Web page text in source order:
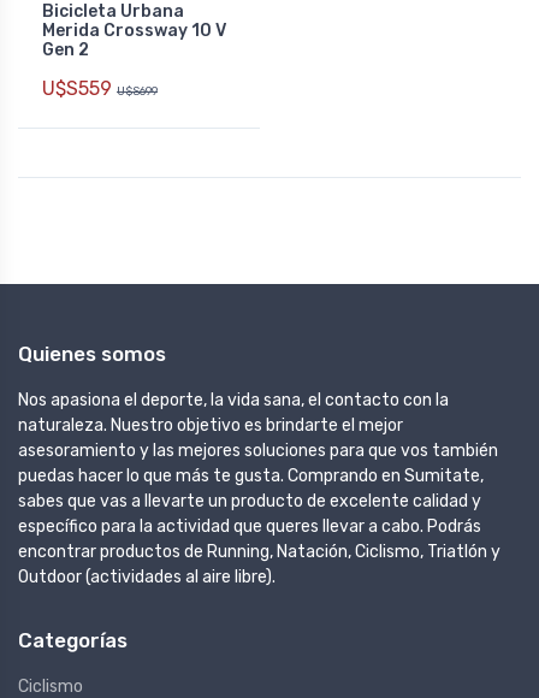
Bicicleta Urbana
Merida Crossway 10 V
Gen 2
U$S559 U$S699
Quienes somos
Nos apasiona el deporte, la vida sana, el contacto con la
naturaleza. Nuestro objetivo es brindarte el mejor
asesoramiento y las mejores soluciones para que vos también
puedas hacer lo que más te gusta. Comprando en Sumitate,
sabes que vas a llevarte un producto de excelente calidad y
específico para la actividad que queres llevar a cabo. Podrás
encontrar productos de Running, Natación, Ciclismo, Triatlón y
Outdoor (actividades al aire libre).
Categorías
Ciclismo